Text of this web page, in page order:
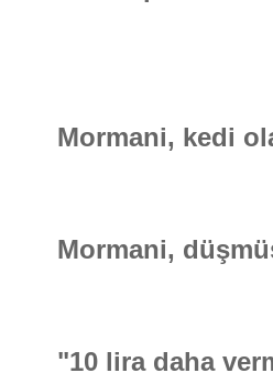
Mormani, kedi
Mormani,
"10 lira daha